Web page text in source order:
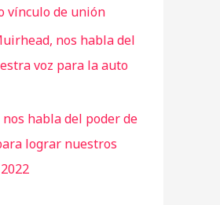
vínculo de unión
nos habla del
voz para la auto
habla del poder de
lograr nuestros